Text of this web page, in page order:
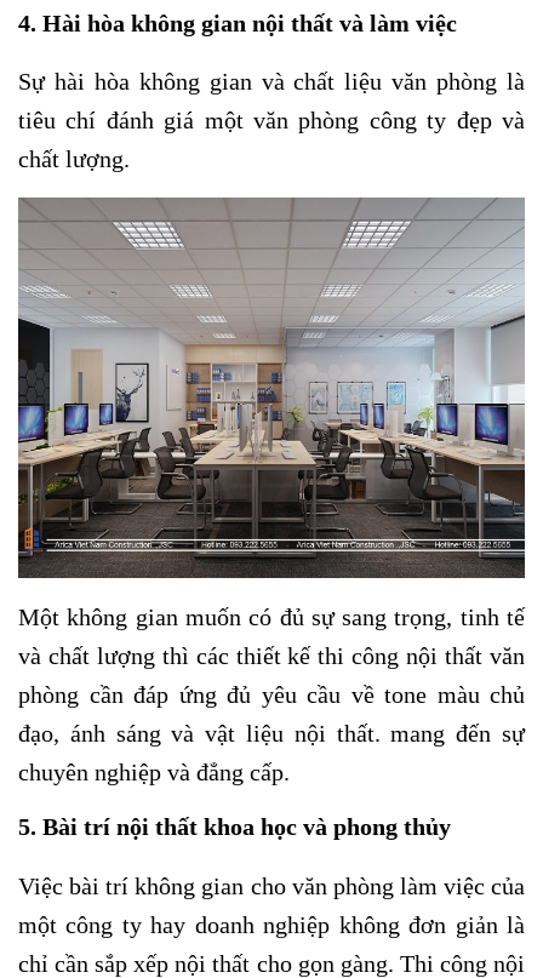
4. Hài hòa không gian nội thất và làm việc
Sự hài hòa không gian và chất liệu văn phòng là
tiêu chí đánh giá một văn phòng công ty đẹp và
chất lượng.
Một không gian muốn có đủ sự sang trọng, tinh tế
và chất lượng thì các thiết kế thi công nội thất văn
phòng cần đáp ứng đủ yêu cầu về tone màu chủ
đạo, ánh sáng và vật liệu nội thất. mang đến sự
chuyên nghiệp và đẳng cấp.
5. Bài trí nội thất khoa học và phong thủy
Việc bài trí không gian cho văn phòng làm việc của
một công ty hay doanh nghiệp không đơn giản là
chỉ cần sắp xếp nội thất cho gọn gàng. Thi công nội